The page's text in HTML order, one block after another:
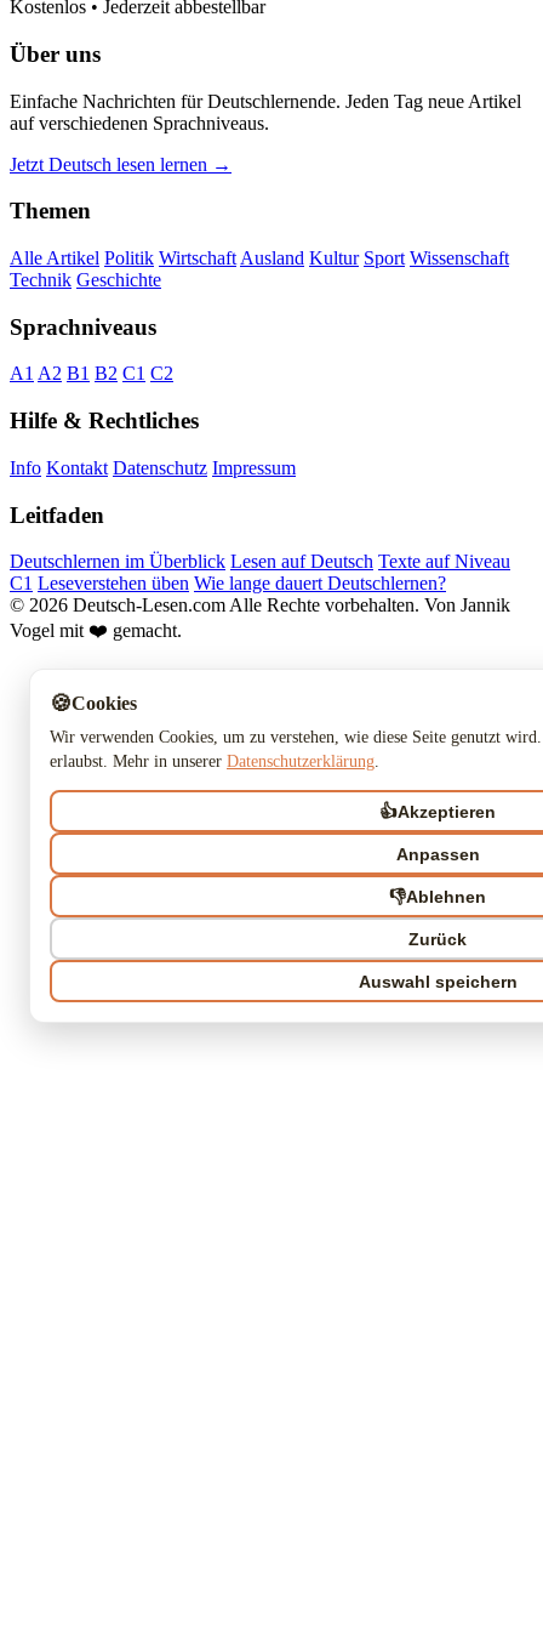
Kostenlos • Jederzeit abbestellbar
Über uns
Einfache Nachrichten für Deutschlernende. Jeden Tag neue Artikel
auf verschiedenen Sprachniveaus.
Jetzt Deutsch lesen lernen →
Themen
Alle Artikel Politik Wirtschaft Ausland Kultur Sport Wissenschaft
Technik Geschichte
Sprachniveaus
A1 A2 B1 B2 C1 C2
Hilfe & Rechtliches
Info Kontakt Datenschutz Impressum
Leitfaden
Deutschlernen im Überblick Lesen auf Deutsch Texte auf Niveau
C1 Leseverstehen üben Wie lange dauert Deutschlernen?
© 2026 Deutsch-Lesen.com Alle Rechte vorbehalten. Von Jannik
Vogel mit ❤️ gemacht.
🍪Cookies
Wir verwenden Cookies, um zu verstehen, wie diese Seite genutzt
erlaubst. Mehr in unserer Datenschutzerklärung
👍Akzeptieren
Anpassen
👎Ablehnen
Zurück
Auswahl speichern